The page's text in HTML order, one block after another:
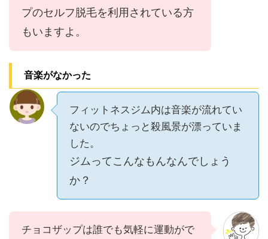
プのセルフ脱毛を利用されている方
もいますよ。
音楽がなかった
フィットネスジム内は音楽が流れてい
ないのでちょっと殺風景が漂っていま
した。
ジムってこんなもんなんでしょう
か？
チョコザップは誰でも気軽に運動がで